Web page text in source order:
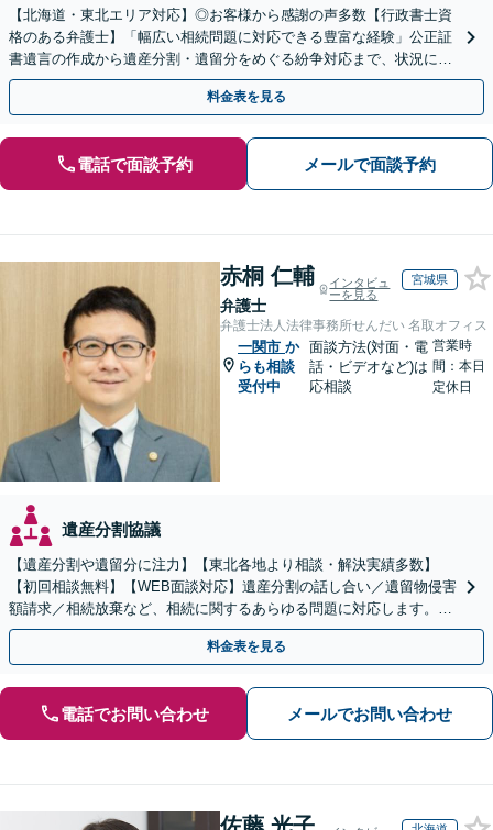
【北海道・東北エリア対応】◎お客様から感謝の声多数【行政書士資
格のある弁護士】「幅広い相続問題に対応できる豊富な経験」公正証
書遺言の作成から遺産分割・遺留分をめぐる紛争対応まで、状況に応
じた最適な方法をご提案します【夜間相談可】
料金表を見る
電話で面談予約 メールで面談予約
赤桐 仁輔
弁護士
インタビュ
ーを見る
宮城県
弁護士法人法律事務所せんだい 名取オフィス
一関市 か
らも相談
受付中
面談方法(対面・電
話・ビデオなど)は
応相談
営業時
間：本日
定休日
遺産分割協議
【遺産分割や遺留分に注力】【東北各地より相談・解決実績多数】
【初回相談無料】【WEB面談対応】遺産分割の話し合い／遺留物侵害
額請求／相続放棄など、相続に関するあらゆる問題に対応します。ご
事情やご意向を丁寧にお聞きし、有利な解決を目指します
料金表を見る
電話でお問い合わせ メールでお問い合わせ